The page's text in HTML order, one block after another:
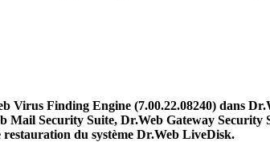
Finding Engine (7.00.22.08240) dans
Security Suite, Dr.Web Gateway
du système Dr.Web LiveDisk.